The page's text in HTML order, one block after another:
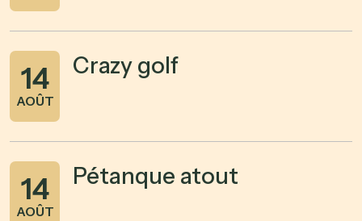
14
AOÛT
Crazy golf
14
AOÛT
Pétanque atout